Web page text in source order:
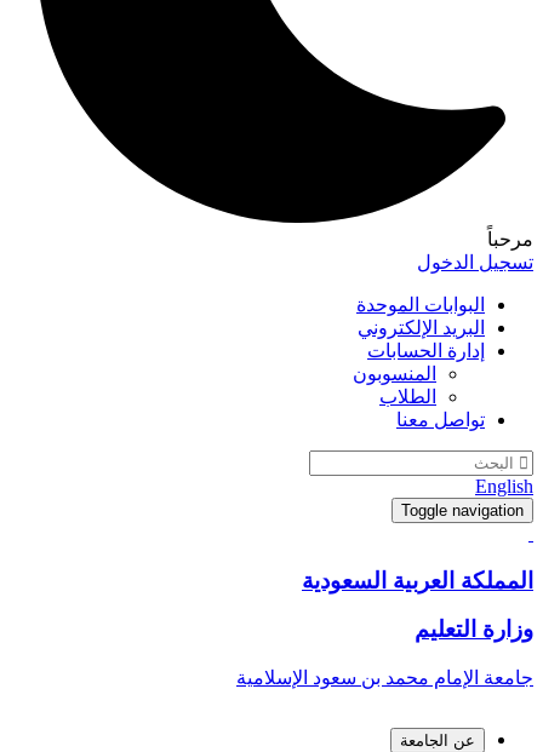
الدخول
البوابات الموحدة
البريد الإلكتروني
إدارة الحسابات
المنسوبون
الطلاب
تواصل معنا
Toggle navigation
العربية السعودية
التعليم
الإمام محمد بن سعود الإسلامية
عن الجامعة